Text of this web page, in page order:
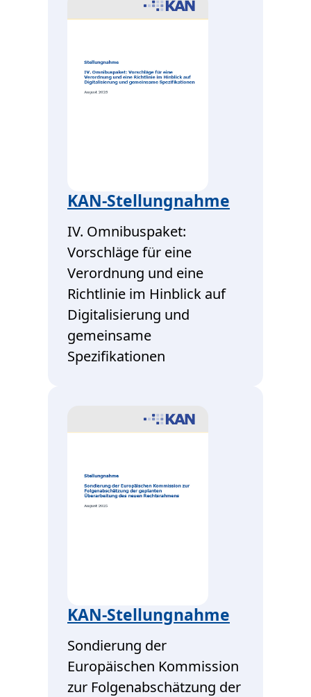
KAN-Stellungnahme
IV. Omnibuspaket:
Vorschläge für eine
Verordnung und eine
Richtlinie im Hinblick auf
Digitalisierung und
gemeinsame
Spezifikationen
KAN-Stellungnahme
Sondierung der
Europäischen Kommission
zur Folgenabschätzung der